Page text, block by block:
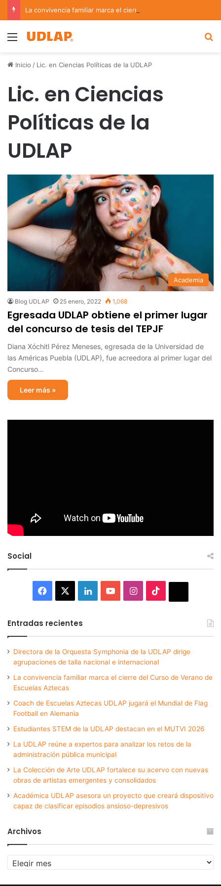
Menu
Inicio / Lic. en Ciencias Políticas de la UDLAP
Lic. en Ciencias
Políticas de la
UDLAP
Academia
Blog UDLAP 25 enero, 2022 1,068
Egresada UDLAP obtiene el primer lugar
del concurso de tesis del TEPJF
Diana Xóchitl Pérez Meneses, egresada de la Universidad de
las Américas Puebla (UDLAP), fue acreedora al primer lugar del
Concurso…
Leer más »
Social
Facebook LinkedInYouTubeInstagram
Entradas recientes
Directora de la Orquesta Symphonia de la UDLAP dirige
agrupaciones de talla nacional e internacional
La convivencia familiar marca el cierre del Curso de Verano de
Escuelas Aztecas
Coach de Escuelas Aztecas UDLAP jugará el Mundial de Flag
Football en Alemania
Estudiantes STEM de la UDLAP destacan en el MUTVI 2026
La UDLAP reúne a expertos para analizar los retos de la
administración pública municipal
La Colección de Arte UDLAP fortalece su acervo con nuevas
obras de artistas emergentes y consolidados
Académica UDLAP asesora un proyecto que creará dispositivo
capaz de clasificar episodios ansioso-depresivos
Archivos
Archivos